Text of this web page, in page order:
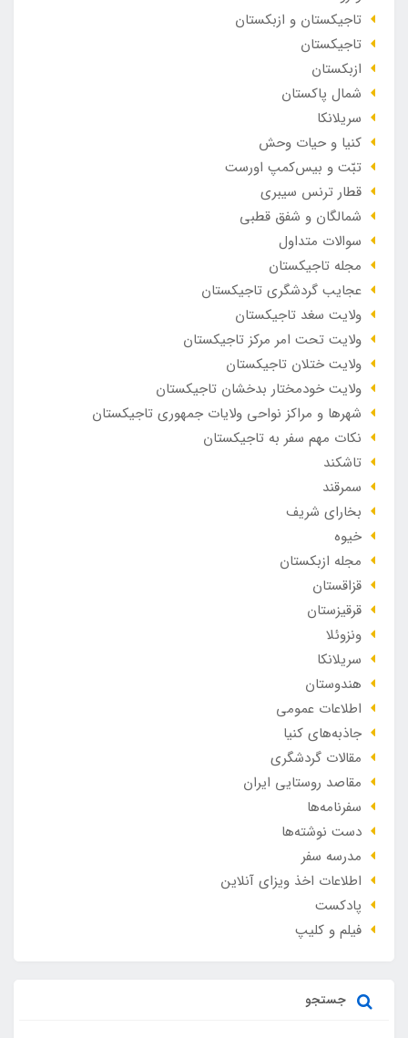
تاجیکستان و ازبکستان
تاجیکستان
ازبکستان
شمال پاکستان
سریلانکا
کنیا و حیات وحش
تبّت و بیس‌کمپ اورست
قطار ترنس سیبری
شمالگان و شفق قطبی
سوالات متداول
مجله تاجیکستان
عجایب گردشگری تاجیکستان
ولایت سغد تاجیکستان
ولایت تحت امر مرکز تاجیکستان
ولایت ختلان تاجیکستان
ولایت خودمختار بدخشان تاجیکستان
شهرها و مراکز نواحی ولایات جمهوری تاجیکستان
نکات مهم سفر به تاجیکستان
تاشکند
سمرقند
بخارای شریف
خیوه
مجله ازبکستان
قزاقستان
قرقیزستان
ونزوئلا
سریلانکا
هندوستان
اطلاعات عمومی
جاذبه‌های کنیا
مقالات گردشگری
مقاصد روستایی ایران
سفرنامه‌ها
دست نوشته‌ها
مدرسه سفر
اطلاعات اخذ ویزای آنلاین
پادکست
فیلم و کلیپ
جستجو